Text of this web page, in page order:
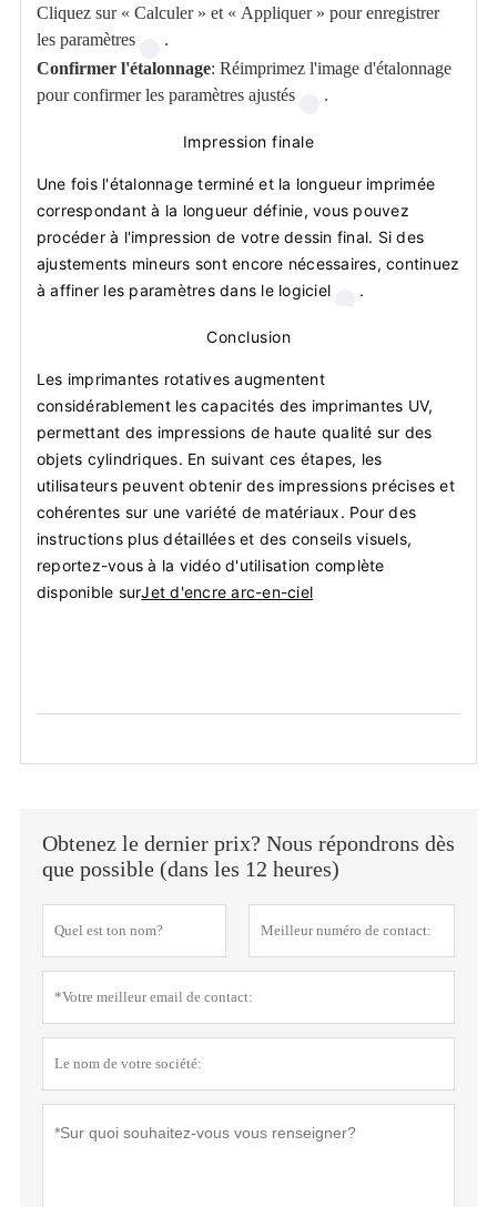
Cliquez sur « Calculer » et « Appliquer » pour enregistrer
les paramètres
.
Confirmer l'étalonnage: Réimprimez l'image d'étalonnage
pour confirmer les paramètres ajustés
.
Impression finale
Une fois l'étalonnage terminé et la longueur imprimée
correspondant à la longueur définie, vous pouvez
procéder à l'impression de votre dessin final. Si des
ajustements mineurs sont encore nécessaires, continuez
à affiner les paramètres dans le logiciel
.
Conclusion
Les imprimantes rotatives augmentent
considérablement les capacités des imprimantes UV,
permettant des impressions de haute qualité sur des
objets cylindriques. En suivant ces étapes, les
utilisateurs peuvent obtenir des impressions précises et
cohérentes sur une variété de matériaux. Pour des
instructions plus détaillées et des conseils visuels,
reportez-vous à la vidéo d'utilisation complète
disponible surJet d'encre arc-en-ciel
Obtenez le dernier prix? Nous répondrons dès
que possible (dans les 12 heures)